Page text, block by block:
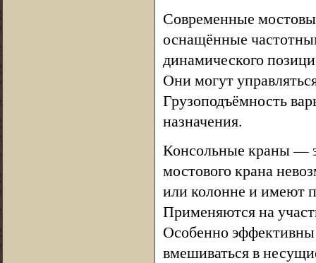
Современные
оснащённые
динамического
Они могут
Грузоподъёмность
назначения.
Консольные краны —
мостового крана
или колонне и имеют
Применяются на
Особенно эффективны
вмешиваться в